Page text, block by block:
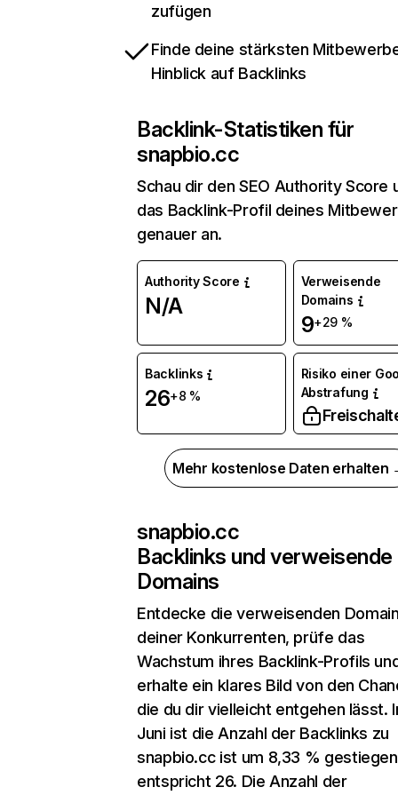
zufügen
Finde deine stärksten
Hinblick auf Backlinks
Backlink-Statistiken für
snapbio.cc
Schau dir den SEO Authority Score
das Backlink-Profil deines
genauer an.
Authority Score
N/A
Verweisende
Domains
9+29 %
Backlinks
26+8 %
Risiko einer
Abstrafung
Mehr kostenlose Daten erhalten
snapbio.cc
Backlinks und verweisende
Domains
Entdecke die verweisenden
deiner Konkurrenten, prüfe das
Wachstum ihres Backlink-Profils
erhalte ein klares Bild von den
die du dir vielleicht entgehen lässt.
Juni ist die Anzahl der Backlinks zu
snapbio.cc ist um 8,33 %
entspricht 26. Die Anzahl der